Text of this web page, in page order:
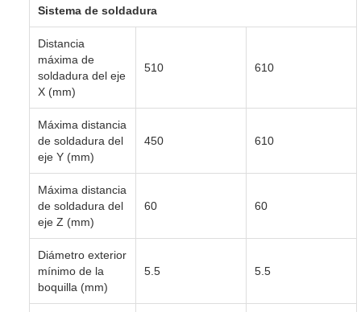
Sistema de soldadura
Distancia
máxima de
soldadura del eje
X (mm)
510 610
Máxima distancia
de soldadura del
eje Y (mm)
450 610
Máxima distancia
de soldadura del
eje Z (mm)
60 60
Diámetro exterior
mínimo de la
boquilla (mm)
5.5 5.5